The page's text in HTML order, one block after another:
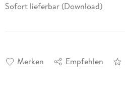
Sofort lieferbar (Download)
Merken Empfehlen